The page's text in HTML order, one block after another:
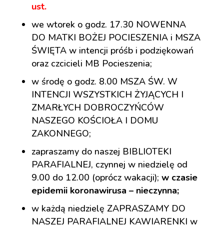
ust.
we wtorek o godz. 17.30 NOWENNA
DO MATKI BOŻEJ POCIESZENIA i MSZA
ŚWIĘTA w intencji próśb i podziękowań
oraz czcicieli MB Pocieszenia;
w środę o godz. 8.00 MSZA ŚW. W
INTENCJI WSZYSTKICH ŻYJĄCYCH I
ZMARŁYCH DOBROCZYŃCÓW
NASZEGO KOŚCIOŁA I DOMU
ZAKONNEGO;
zapraszamy do naszej BIBLIOTEKI
PARAFIALNEJ, czynnej w niedzielę od
9.00 do 12.00 (oprócz wakacji); w czasie
epidemii koronawirusa – nieczynna;
w każdą niedzielę ZAPRASZAMY DO
NASZEJ PARAFIALNEJ KAWIARENKI w